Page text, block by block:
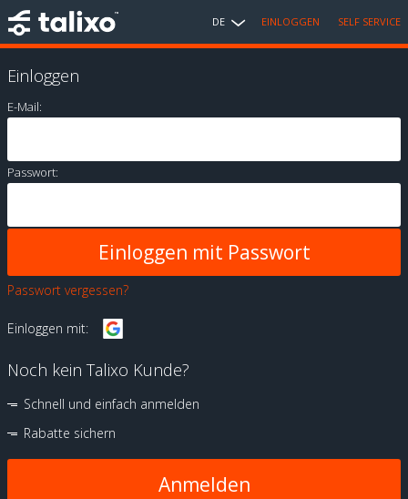
DE EINLOGGEN SELF SERVICE
Einloggen
E-Mail:
Passwort:
Passwort vergessen?
Einloggen mit:
Noch kein Talixo Kunde?
Schnell und einfach anmelden
Rabatte sichern
Anmelden